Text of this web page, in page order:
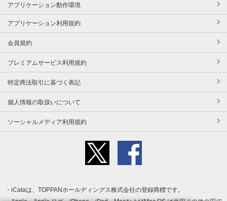
アプリケーション動作環境
アプリケーション利用規約
会員規約
プレミアムサービス利用規約
特定商法取引に基づく表記
個人情報の取扱いについて
ソーシャルメディア利用規約
iCataは、TOPPANホールディングス株式会社の登録商標です。